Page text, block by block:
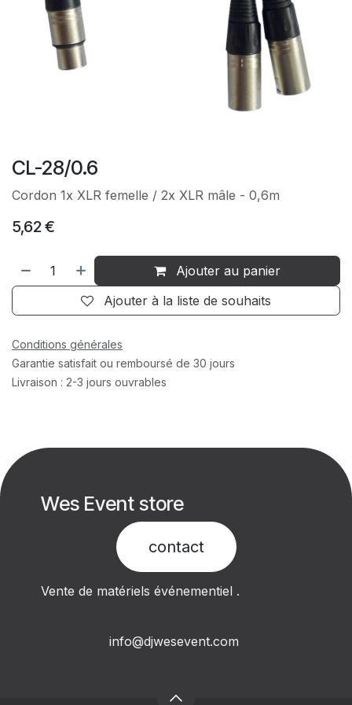
CL-28/0.6
Cordon 1x XLR femelle / 2x XLR mâle - 0,6m
5,62€
Ajouter au panier
Ajouter à la liste de souhaits
Conditions générales
Garantie satisfait ou remboursé de 30 jours
Livraison : 2-3 jours ouvrables
Wes Event store
contact​
Vente de matériels événementiel .
info@djwesevent.com